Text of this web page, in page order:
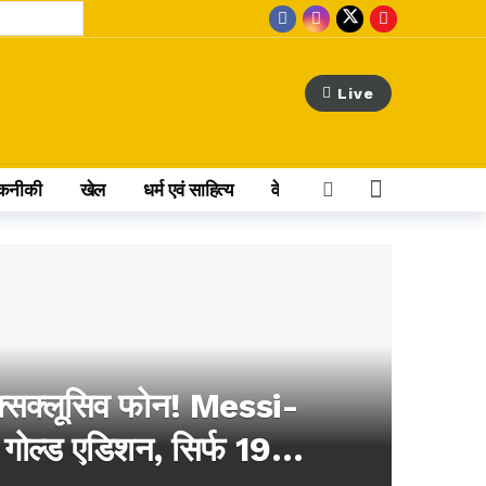
Live
खेल धर्म एवं साहित्य वेब स्टोरी अन्य खबर
फोन! Messi-
एडिशन, सिर्फ 19